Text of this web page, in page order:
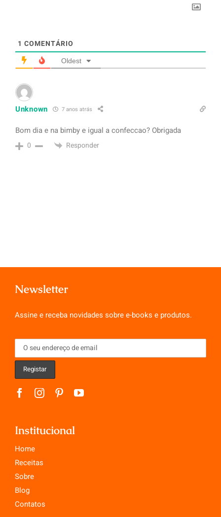
1 COMENTÁRIO
Oldest
Unknown 7 anos atrás
Bom dia e na bimby e igual a confeccao? Obrigada
0 Responder
Newsletter
Assine e receba novidades sobre e-books e produtos.
Institucional
Home
Receitas
Sobre
Blog
Contatos